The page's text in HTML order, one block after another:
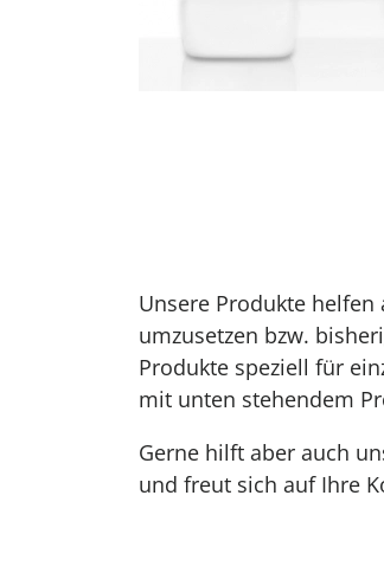
Unsere Produkte
umzusetzen bzw.
Produkte speziell für
mit unten stehendem
Gerne hilft aber auch
und freut sich auf Ihre